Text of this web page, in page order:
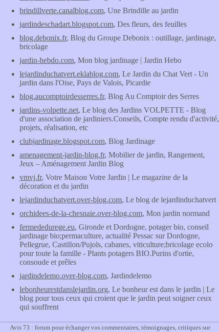
brindillverte.canalblog.com, Une Brindille au jardin
jardindeschadart.blogspot.com, Des fleurs, des feuilles
blog.debonix.fr, Blog du Groupe Debonix : outillage, jardinage,
bricolage
jardin-hebdo.com, Mon blog jardinage | Jardin Hebo
lejardinduchatvert.eklablog.com, Le Jardin du Chat Vert - Un
jardin dans l'Oise, Pays de Valois, Picardie
blog.aucomptoirdesserres.fr, Blog Au Comptoir des Serres
jardins-volpette.net, Le blog des Jardins VOLPETTE - Blog
d'une association de jardiniers.Conseils, Compte rendu d'activité,
projets, réalisation, etc
clubjardinage.blogspot.com, Blog Jardinage
amenagement-jardin-blog.fr, Mobilier de jardin, Rangement,
Jeux – Aménagement Jardin Blog
vmvj.fr, Votre Maison Votre Jardin | Le magazine de la
décoration et du jardin
lejardinduchatvert.over-blog.com, Le blog de lejardinduchatvert
orchidees-de-la-chesnaie.over-blog.com, Mon jardin normand
fermededurege.eu, Gironde et Dordogne, potager bio, conseil
jardinage bio;permaculture, actualité Pessac sur Dordogne,
Pellegrue, Castillon/Pujols, cabanes, viticulture;bricolage ecolo
pour toute la famille - Plants potagers BIO.Purins d'ortie,
consoude et prêles
jardindelemo.over-blog.com, Jardindelemo
lebonheurestdanslejardin.org, Le bonheur est dans le jardin | Le
blog pour tous ceux qui croient que le jardin peut soigner ceux
qui souffrent
Avis 73 : forum pour échanger vos commentaires, témoignages, critiques sur